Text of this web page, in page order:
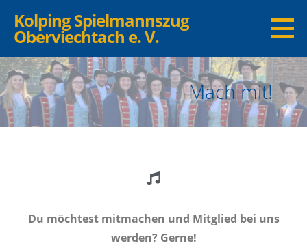
Kolping Spielmannszug
Oberviechtach e. V.
Mach mit!
Du möchtest mitmachen und Mitglied bei uns
werden? Gerne!